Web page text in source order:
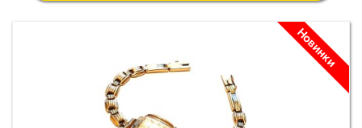
Новинки